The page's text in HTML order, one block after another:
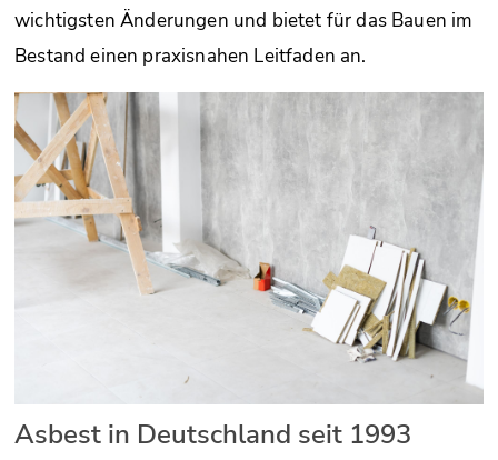
wichtigsten Änderungen und bietet für das Bauen im
Bestand einen praxisnahen Leitfaden an.
Asbest in Deutschland seit 1993